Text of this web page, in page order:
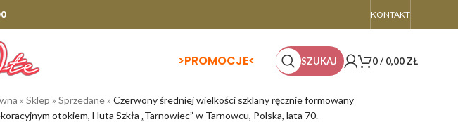
KONTAKT
>PROMOCJE< SZUKAJ 0/ 0,00 ZŁ
» Sklep » Sprzedane» Czerwony średniej wielkości szklany ręcznie formowany
otokiem, Huta Szkła „Tarnowiec” w Tarnowcu, Polska, lata 70.